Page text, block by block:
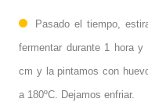
Pasado el tiempo,
fermentar durante 1 hora
cm y la pintamos con
a 180ºC. Dejamos enfriar.